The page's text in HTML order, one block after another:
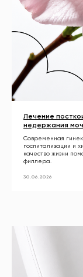
Лечение
недержания
Современная
госпитализации и
качество жизни
филлера.
30.06.2026